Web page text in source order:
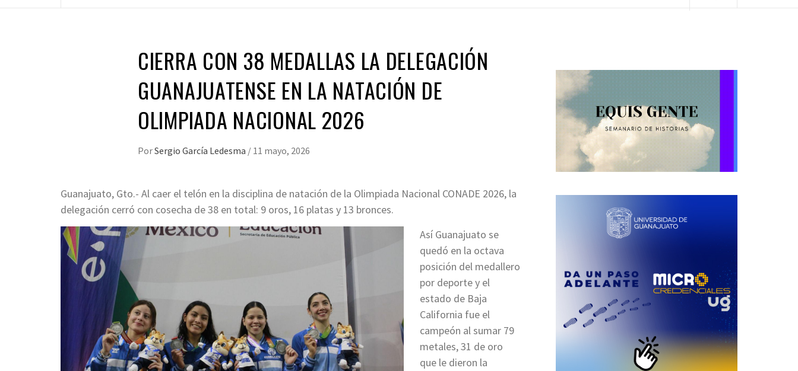
CIERRA CON 38 MEDALLAS LA DELEGACIÓN
GUANAJUATENSE EN LA NATACIÓN DE
OLIMPIADA NACIONAL 2026
PorSergio García Ledesma / 11 mayo, 2026
Guanajuato, Gto.- Al caer el telón en la disciplina de natación de la Olimpiada Nacional CONADE 2026, la
delegación cerró con cosecha de 38 en total: 9 oros, 16 platas y 13 bronces.
Así Guanajuato se
quedó en la octava
posición del medallero
por deporte y el
estado de Baja
California fue el
campeón al sumar 79
metales, 31 de oro
que le dieron la